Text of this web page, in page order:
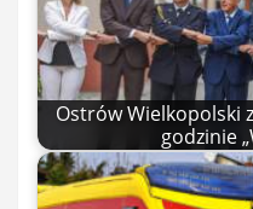
Ostrów Wielkopolski
godzinie